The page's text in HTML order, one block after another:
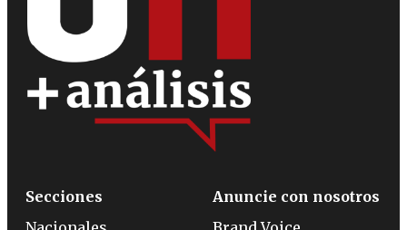
Secciones
Anuncie con nosotros